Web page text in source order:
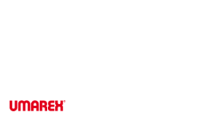
NAZWA
PRODUCENTA: